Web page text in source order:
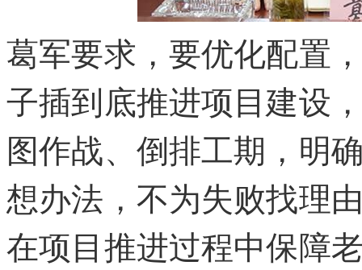
葛军要求，要优化配置
子插到底推进项目建设
图作战、倒排工期，明
想办法，不为失败找理
在项目推进过程中保障